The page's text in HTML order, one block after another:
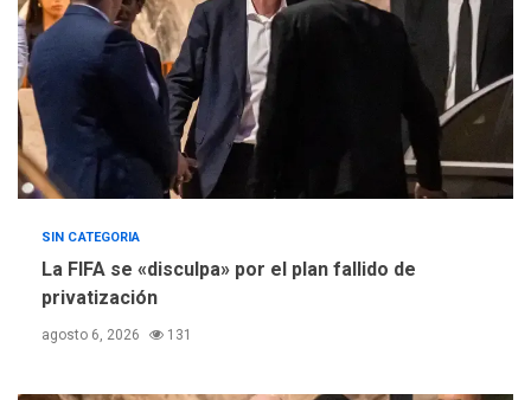
SIN CATEGORIA
La FIFA se «disculpa» por el plan fallido de
privatización
agosto 6, 2026 131